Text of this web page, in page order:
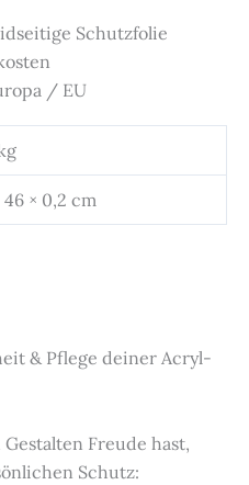
Schutzfolie
/ EU
46 × 0,2 cm
& Pflege deiner Acryl-
Freude hast,
Schutz: